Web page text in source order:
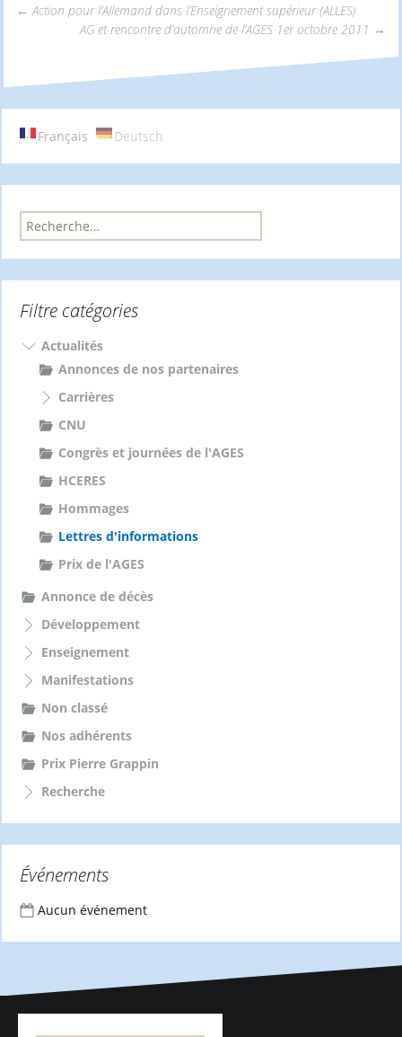
Navigation
des
articles
← Action pour l’Allemand dans l’Enseignement supérieur (ALLES)
AG et rencontre d’automne de l’AGES 1er octobre 2011 →
Français Deutsch
R
e
r
h
Filtre catégories
Actualités
Annonces de nos partenaires
Carrières
CNU
Congrès et journées de l'AGES
HCERES
Hommages
Lettres d'informations
Prix de l'AGES
Annonce de décès
Développement
Enseignement
Manifestations
Non classé
Nos adhérents
Prix Pierre Grappin
Recherche
Événements
Aucun événement